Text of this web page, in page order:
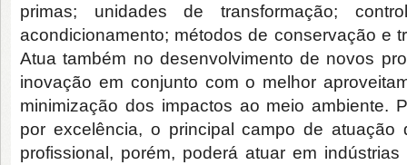
primas; unidades de transformação;
acondicionamento; métodos de conservação e
Atua também no desenvolvimento de novos
inovação em conjunto com o melhor
minimização dos impactos ao meio ambiente.
por excelência, o principal campo de atuação
profissional, porém, poderá atuar em